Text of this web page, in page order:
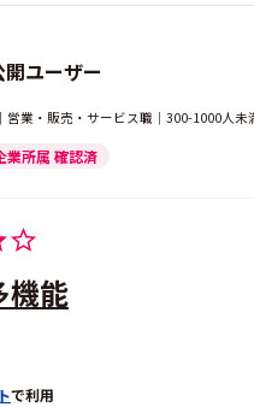
ユーザー
営業・販売・サービス職｜300-1000人未
業所属 確認済
機能
で利用